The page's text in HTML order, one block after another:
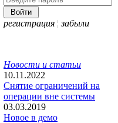
регистрация ¦ забыли
Новости и статьи
10.11.2022
Снятие ограничений на
операции вне системы
03.03.2019
Новое в демо